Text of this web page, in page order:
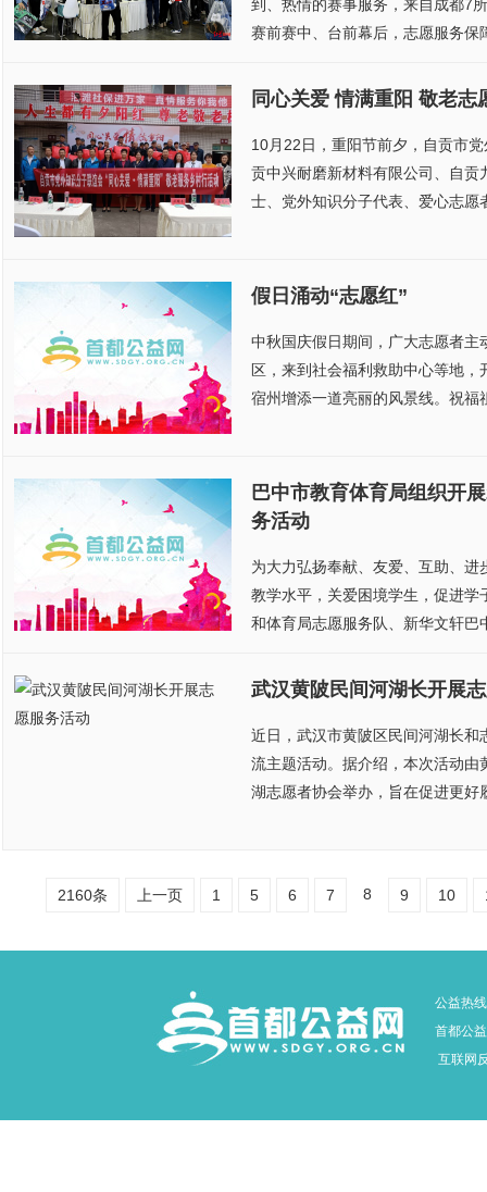
到、热情的赛事服务，来自成都7
赛前赛中、台前幕后，志愿服务保
同心关爱 情满重阳 敬老
10月22日，重阳节前夕，自贡市
贡中兴耐磨新材料有限公司、自
士、党外知识分子代表、爱心志愿
假日涌动“志愿红”
中秋国庆假日期间，广大志愿者
区，来到社会福利救助中心等地
宿州增添一道亮丽的风景线。祝福
巴中市教育体育局组织开
务活动
为大力弘扬奉献、友爱、互助、
教学水平，关爱困境学生，促进
和体育局志愿服务队、新华文轩巴
武汉黄陂民间河湖长开展
近日，武汉市黄陂区民间河湖长
流主题活动。据介绍，本次活动
湖志愿者协会举办，旨在促进更好
2160条 上一页 1 5 6 7 8 9 10
公益热
首都公
互联网